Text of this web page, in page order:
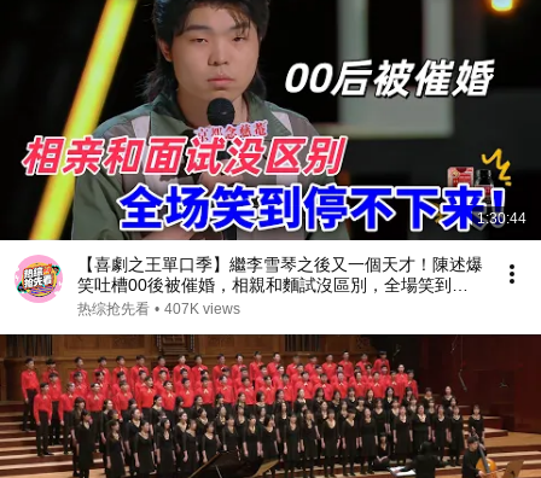
1:30:44
【喜劇之王單口季】繼李雪琴之後又一個天才！陳述爆
笑吐槽00後被催婚，相親和麵試沒區別，全場笑到停
不下來！#喜剧 #搞笑 #standupcomedy #脱口秀
热综抢先看 • 407K views